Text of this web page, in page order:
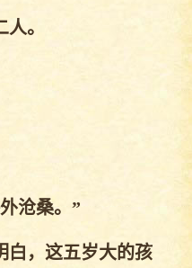
。
沧桑。”
白，这五岁大的孩